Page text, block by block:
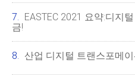
EASTEC 2021 요약:디지
금!
산업 디지털 트랜스포메